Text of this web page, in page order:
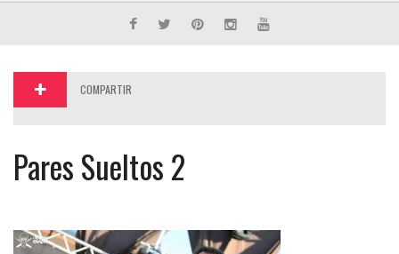
COMPARTIR
Pares Sueltos 2